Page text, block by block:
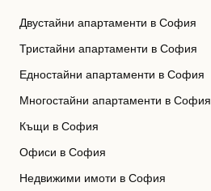
Двустайни апартаменти в София
Тристайни апартаменти в София
Едностайни апартаменти в София
Многостайни апартаменти в София
Къщи в София
Офиси в София
Недвижими имоти в София